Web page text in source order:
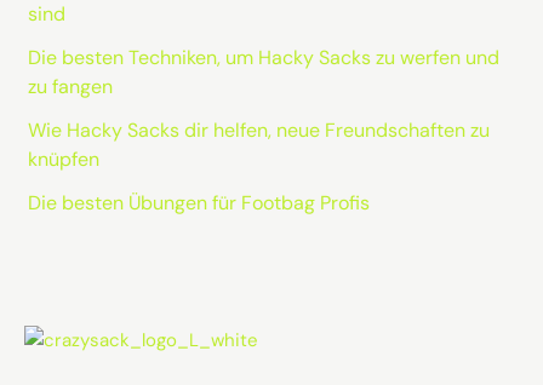
sind
Die besten Techniken, um Hacky Sacks zu werfen und
zu fangen
Wie Hacky Sacks dir helfen, neue Freundschaften zu
knüpfen
Die besten Übungen für Footbag Profis